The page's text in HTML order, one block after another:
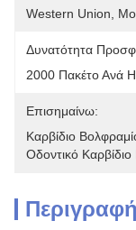
Western Union,
Δυνατότητα
2000 Πακέτο Ανά
Επισημαίνω:
Καρβίδιο
Οδοντικό